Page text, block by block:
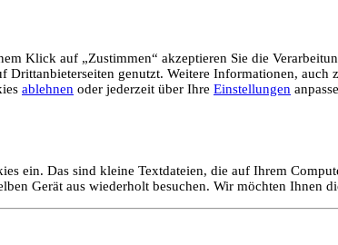
Klick auf „Zustimmen“ akzeptieren Sie die
genutzt. Weitere Informationen,
ablehnen oder jederzeit über Ihre Einstellungen
ein. Das sind kleine Textdateien, die auf Ihrem
Gerät aus wiederholt besuchen. Wir möchten Ihnen